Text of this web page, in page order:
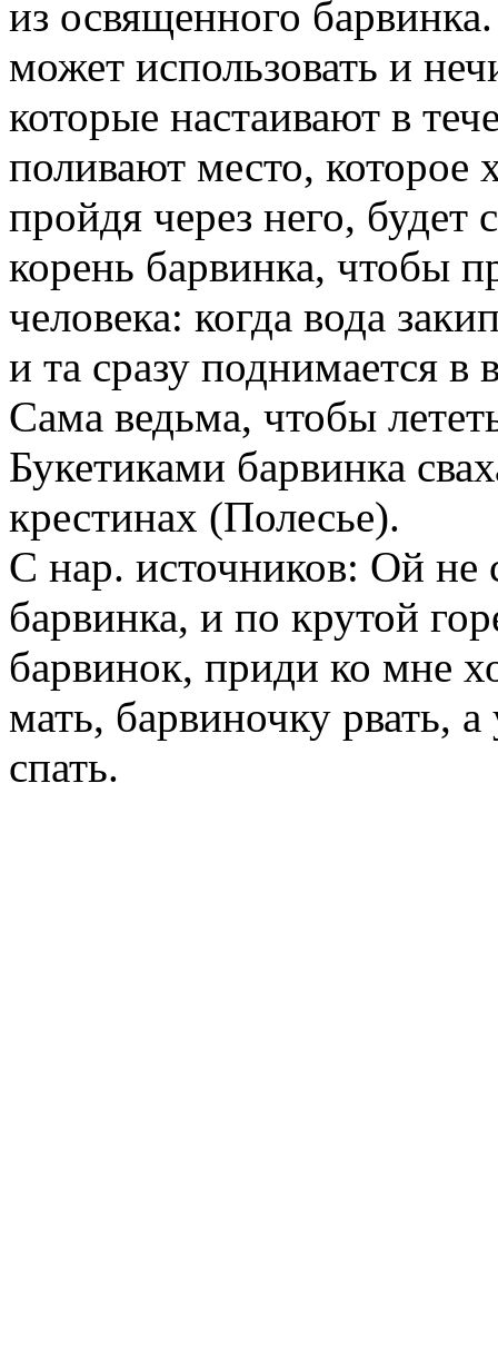
из освященного
может использовать и
которые настаивают в
поливают место, которое
пройдя через него, будет
корень барвинка, чтобы
человека: когда вода
и та сразу поднимается в
Сама ведьма, чтобы
Букетиками барвинка
крестинах (Полесье).
С нар. источников: Ой не
барвинка, и по крутой
барвинок, приди ко мне
мать, барвиночку рвать,
спать.